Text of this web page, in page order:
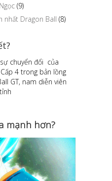
(9)
nhất Dragon Ball (8)
chuyển đổi của
4 trong bản lồng
GT, nam diễn viên
mạnh hơn?